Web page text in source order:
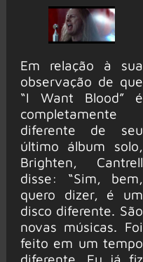
Em relação à sua
observação de que
“I Want Blood” é
completamente
diferente de seu
último álbum solo,
Brighten, Cantrell
disse: “Sim, bem,
quero dizer, é um
disco diferente. São
novas músicas. Foi
feito em um tempo